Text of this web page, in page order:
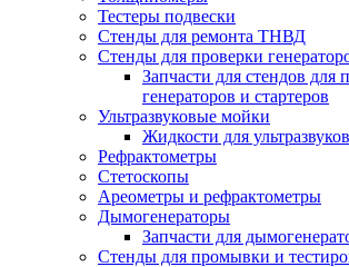
Тестеры подвески
Стенды для ремонта ТНВД
Стенды для проверки
Запчасти для стендов для
генераторов и стартеров
Ультразвуковые мойки
Жидкости для
Рефрактометры
Стетоскопы
Ареометры и рефрактометры
Дымогенераторы
Запчасти для
Стенды для промывки и